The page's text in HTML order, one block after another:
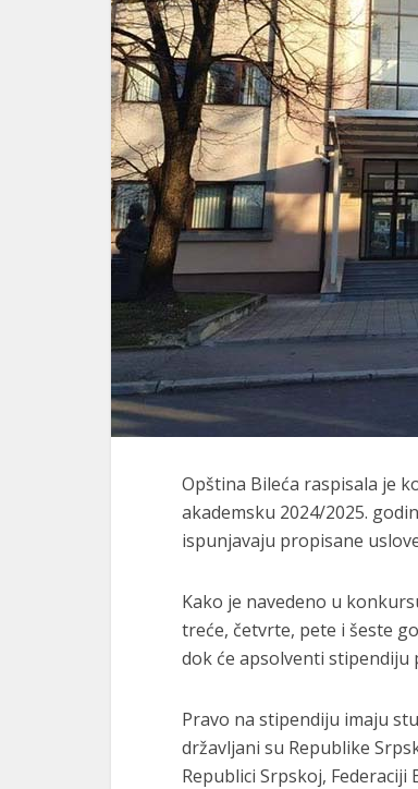
Opština Bileća raspisala je
akademsku 2024/2025.
ispunjavaju propisane
Kako je navedeno u
treće, četvrte, pete i šeste
dok će apsolventi stipendiju
Pravo na stipendiju imaju
državljani su Republike
Republici Srpskoj, Federaciji